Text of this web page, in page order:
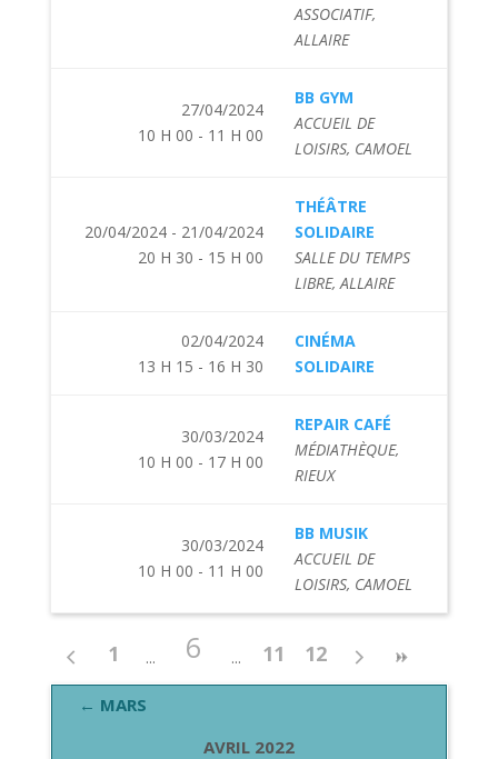
ASSOCIATIF,
ALLAIRE
27/04/2024
10 H 00 - 11 H 00
BB GYM
ACCUEIL DE
LOISIRS, CAMOEL
20/04/2024 - 21/04/2024
20 H 30 - 15 H 00
THÉÂTRE
SOLIDAIRE
SALLE DU TEMPS
LIBRE, ALLAIRE
02/04/2024
13 H 15 - 16 H 30
CINÉMA
SOLIDAIRE
30/03/2024
10 H 00 - 17 H 00
REPAIR CAFÉ
MÉDIATHÈQUE,
RIEUX
30/03/2024
10 H 00 - 11 H 00
BB MUSIK
ACCUEIL DE
LOISIRS, CAMOEL
1 6 11 12
← MARS
AVRIL 2022